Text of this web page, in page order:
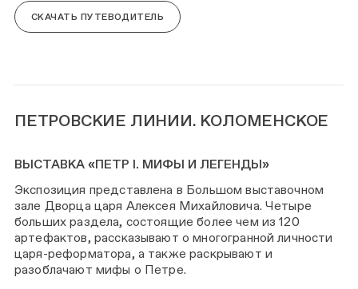
СКАЧАТЬ ПУТЕВОДИТЕЛЬ
ПЕТРОВСКИЕ ЛИНИИ. КОЛОМЕНСКОЕ
ВЫСТАВКА «ПЕТР I. МИФЫ И ЛЕГЕНДЫ»
Экспозиция представлена в Большом выставочном
зале Дворца царя Алексея Михайловича. Четыре
больших раздела, состоящие более чем из 120
артефактов, рассказывают о многогранной личности
царя-реформатора, а также раскрывают и
разоблачают мифы о Петре.